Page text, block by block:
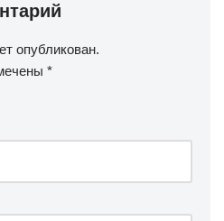
опубликован.
*